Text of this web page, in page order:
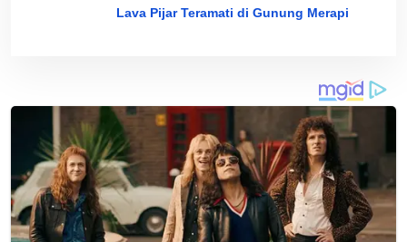
Lava Pijar Teramati di Gunung Merapi